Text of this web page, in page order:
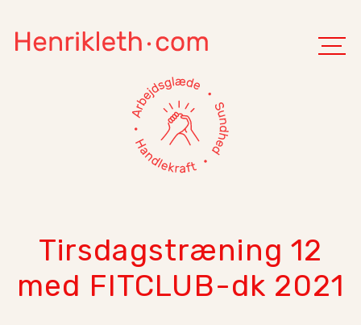
Tirsdagstræning 12
med FITCLUB-dk 2021